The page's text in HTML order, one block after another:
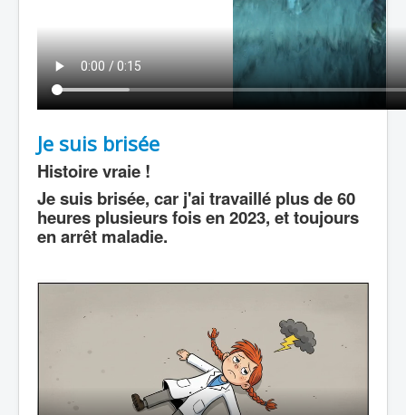
Je suis brisée
Histoire vraie !
Je suis brisée, car j'ai travaillé plus de 60
heures plusieurs fois en 2023, et toujours
en arrêt maladie.